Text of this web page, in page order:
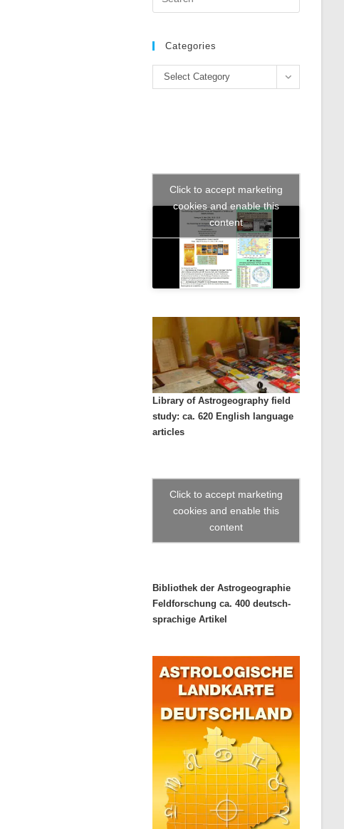
panel.
Categories
Categories
Select Category
Click to accept marketing
cookies and enable this
content
Library of Astrogeography field
study: ca. 620 English language
articles
Click to accept marketing
cookies and enable this
content
Bibliothek der Astrogeographie
Feldforschung ca. 400 deutsch-
sprachige Artikel